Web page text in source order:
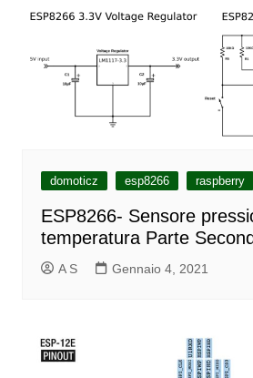
domoticz esp8266 raspberry
ESP8266- Sensore
temperatura Parte
A S Gennaio 4, 2021